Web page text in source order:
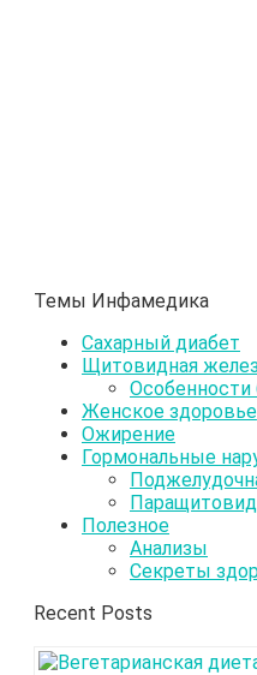
Темы Инфамедика
Сахарный диабет
Щитовидная
Особенности
Женское здоровье
Ожирение
Гормональные
Полезное
Анализы
Секреты
Recent Posts